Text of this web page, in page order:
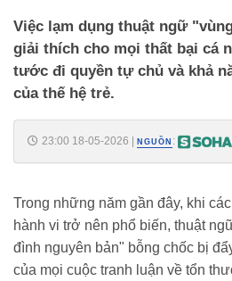
Việc lạm dụng thuật ngữ
giải thích cho mọi thất bại cá
tước đi quyền tự chủ và khả
của thế hệ trẻ.
23:00 18-05-2026 NGUỒN :
Trong những năm gần đây, khi
hành vi trở nên phổ biến, thuật
đình nguyên bản" bỗng chốc bị
của mọi cuộc tranh luận về tổn